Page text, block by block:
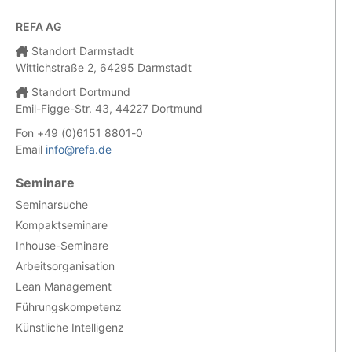
REFA AG
Standort Darmstadt
Wittichstraße 2, 64295 Darmstadt
Standort Dortmund
Emil-Figge-Str. 43, 44227 Dortmund
Fon +49 (0)6151 8801-0
Email info@refa.de
Seminare
Seminarsuche
Kompaktseminare
Inhouse-Seminare
Arbeitsorganisation
Lean Management
Führungskompetenz
Künstliche Intelligenz